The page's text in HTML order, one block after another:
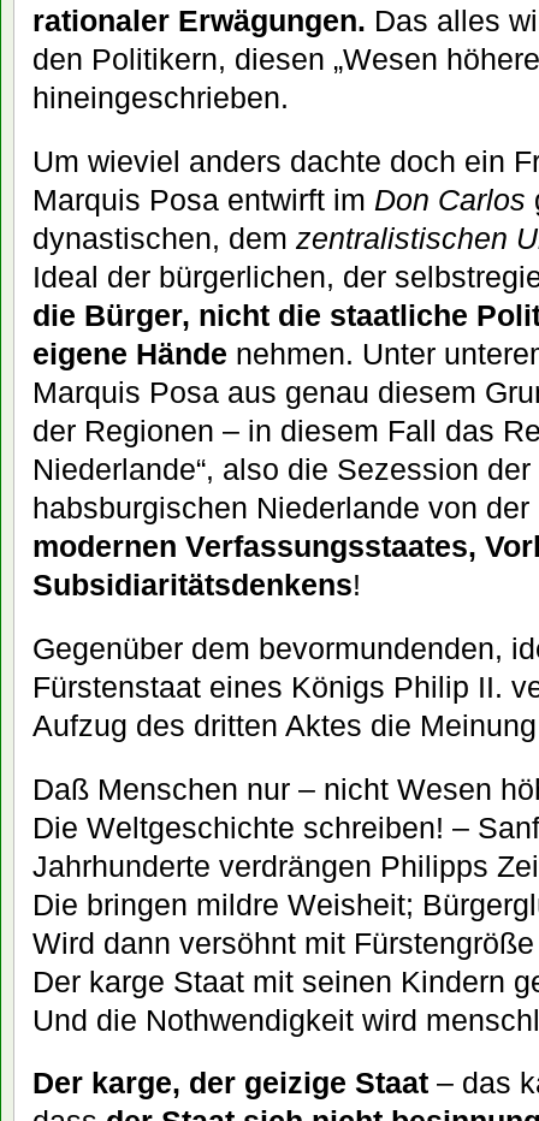
rationaler Erwägungen. Das alles
den Politikern, diesen „Wesen
hineingeschrieben.
Um wieviel anders dachte doch ein
Marquis Posa entwirft im Don Carlos
dynastischen, dem zentralistischen
Ideal der bürgerlichen, der
die Bürger, nicht die staatliche
eigene Hände nehmen. Unter
Marquis Posa aus genau diesem
der Regionen – in diesem Fall das
Niederlande“, also die Sezession
habsburgischen Niederlande von
modernen Verfassungsstaates,
Subsidiaritätsdenkens!
Gegenüber dem bevormundenden,
Fürstenstaat eines Königs Philip II.
Aufzug des dritten Aktes die
Daß Menschen nur – nicht Wesen
Die Weltgeschichte schreiben! –
Jahrhunderte verdrängen Philipps
Die bringen mildre Weisheit;
Wird dann versöhnt mit
Der karge Staat mit seinen Kindern
Und die Nothwendigkeit wird
Der karge, der geizige Staat – das